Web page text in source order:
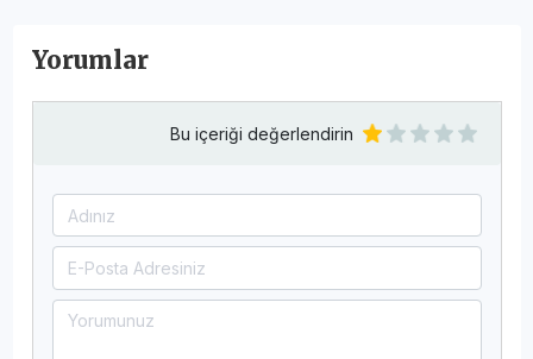
Yorumlar
Bu içeriği değerlendirin